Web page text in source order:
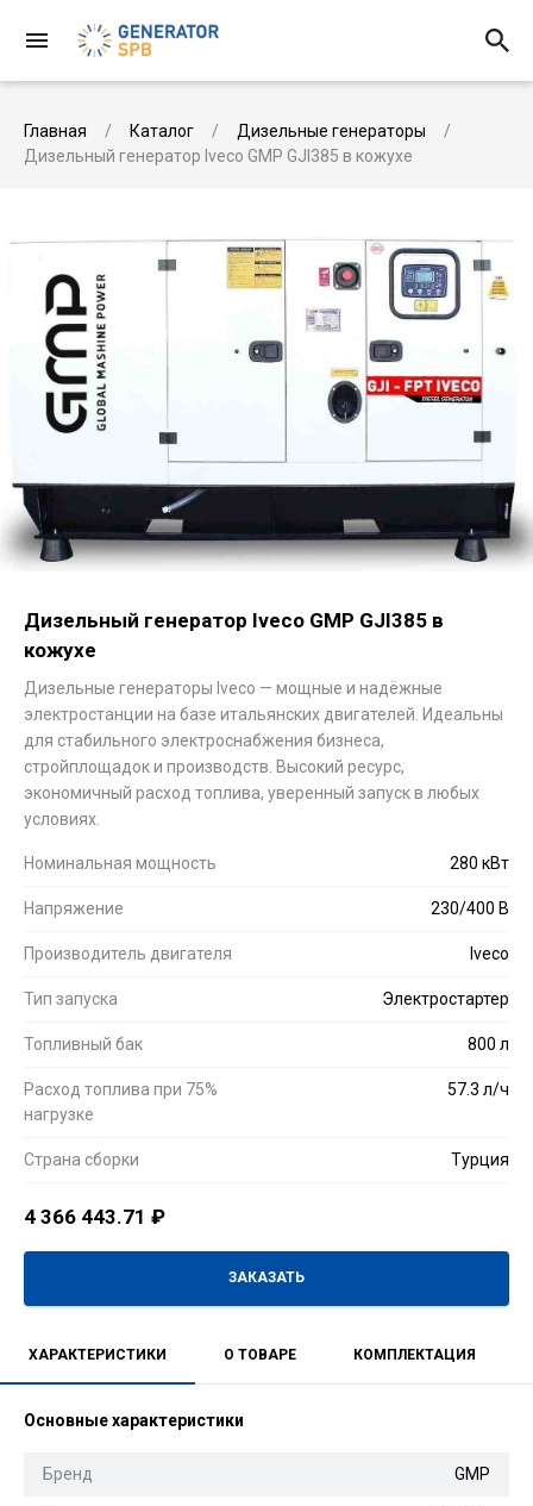
Главная Каталог
Дизельные генераторы
Дизельный генератор Iveco GMP GJI385 в кожухе
Дизельный генератор Iveco GMP GJI385 в
кожухе
Дизельные генераторы Iveco — мощные и надёжные
электростанции на базе итальянских двигателей. Идеальны
для стабильного электроснабжения бизнеса,
стройплощадок и производств. Высокий ресурс,
экономичный расход топлива, уверенный запуск в любых
условиях.
Номинальная мощность 280 кВт
Напряжение 230/400 В
Производитель двигателя Iveco
Тип запуска Электростартер
Топливный бак 800 л
Расход топлива при 75%
нагрузке
57.3 л/ч
Страна сборки Турция
4 366 443.71 ₽
ЗАКАЗАТЬ
ХАРАКТЕРИСТИКИ О ТОВАРЕ КОМПЛЕКТАЦИЯ
Основные характеристики
Бренд GMP